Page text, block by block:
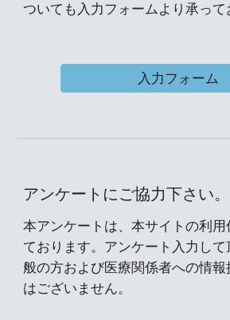
ついても入力フォームより承って
入力フォーム
アンケートにご協力下さい。
本アンケートは、本サイトの利用
ております。アンケート入力し
般の方および医療関係者への情報
はございません。